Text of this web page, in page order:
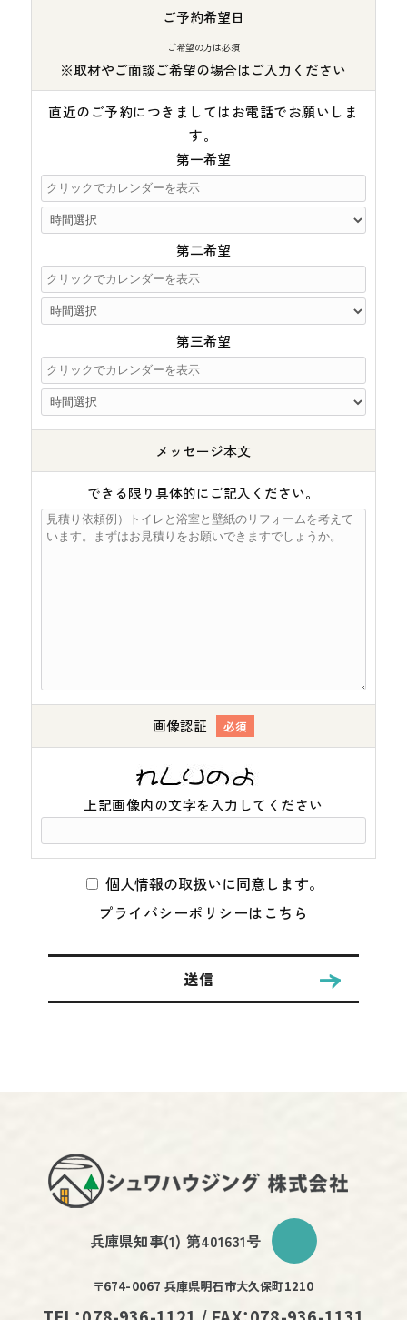
ご予約希望日
ご希望の方は必須
※取材やご面談ご希望の場合はご入力ください
直近のご予約につきましてはお電話でお願いしま
す。
第一希望
第二希望
第三希望
メッセージ本文
できる限り具体的にご記入ください。
画像認証 必須
上記画像内の文字を入力してください
個人情報の取扱いに同意します。
プライバシーポリシーは こちら
兵庫県知事(1) 第401631号
〒674-0067 兵庫県明石市大久保町1210